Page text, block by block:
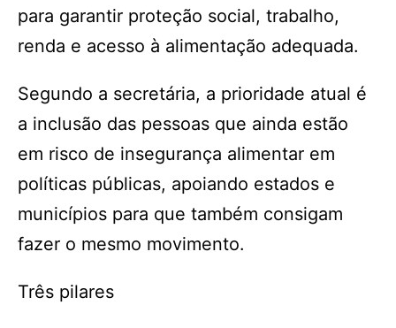
para garantir proteção social, trabalho,
renda e acesso à alimentação adequada.
Segundo a secretária, a prioridade atual é
a inclusão das pessoas que ainda estão
em risco de insegurança alimentar em
políticas públicas, apoiando estados e
municípios para que também consigam
fazer o mesmo movimento.
Três pilares